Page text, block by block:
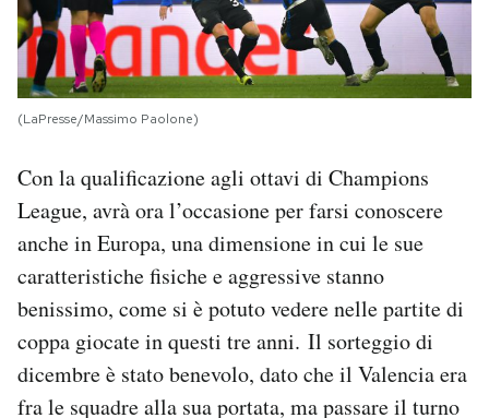
(LaPresse/Massimo Paolone)
Con la qualificazione agli ottavi di Champions
League, avrà ora l’occasione per farsi conoscere
anche in Europa, una dimensione in cui le sue
caratteristiche fisiche e aggressive stanno
benissimo, come si è potuto vedere nelle partite di
coppa giocate in questi tre anni. Il sorteggio di
dicembre è stato benevolo, dato che il Valencia era
fra le squadre alla sua portata, ma passare il turno